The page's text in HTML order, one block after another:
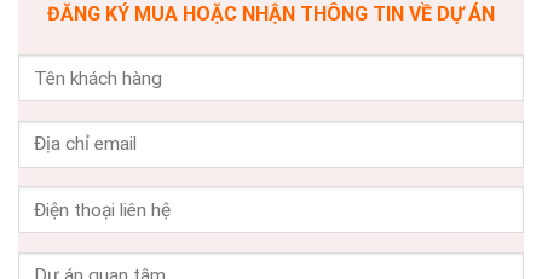
ĐĂNG KÝ MUA HOẶC NHẬN THÔNG TIN VỀ DỰ ÁN